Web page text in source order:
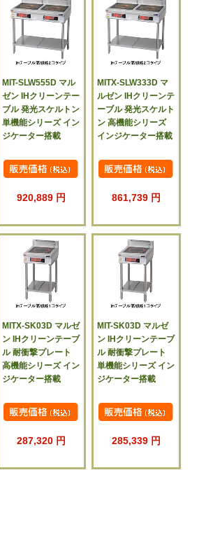
MIT-SLW555D マル
ゼン IHクリーンテー
ブル 発光スケルトン
単機能シリーズ イン
ジケーター搭載
920,889 円
MITX-SLW333D マ
ルゼン IHクリーンテ
ーブル 発光スケルト
ン 高機能シリーズ
インジケーター搭載
861,739 円
MITX-SK03D マルゼ
ン IHクリーンテーブ
ル 耐衝撃プレート
高機能シリーズ イン
ジケーター搭載
287,320 円
MIT-SK03D マルゼ
ン IHクリーンテーブ
ル 耐衝撃プレート
単機能シリーズ イン
ジケーター搭載
285,339 円